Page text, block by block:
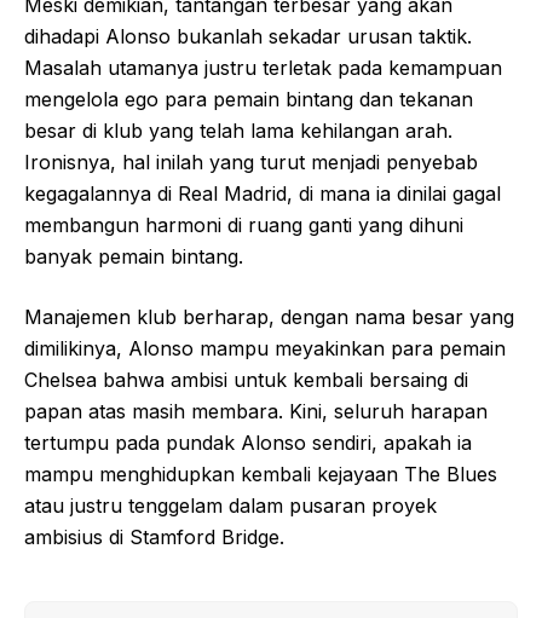
dihadapi Alonso bukanlah sekadar urusan taktik.
Masalah utamanya justru terletak pada kemampuan
mengelola ego para pemain bintang dan tekanan
besar di klub yang telah lama kehilangan arah.
Ironisnya, hal inilah yang turut menjadi penyebab
kegagalannya di Real Madrid, di mana ia dinilai gagal
membangun harmoni di ruang ganti yang dihuni
banyak pemain bintang.
Manajemen klub berharap, dengan nama besar yang
dimilikinya, Alonso mampu meyakinkan para pemain
Chelsea bahwa ambisi untuk kembali bersaing di
papan atas masih membara. Kini, seluruh harapan
tertumpu pada pundak Alonso sendiri, apakah ia
mampu menghidupkan kembali kejayaan The Blues
atau justru tenggelam dalam pusaran proyek
ambisius di Stamford Bridge.